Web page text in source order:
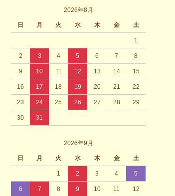
2026年8月
日 月 火 水 木 金 土
1
2 3 4 5 6 7 8
9 10 11 12 13 14 15
16 17 18 19 20 21 22
23 24 25 26 27 28 29
30 31
2026年9月
日 月 火 水 木 金 土
1 2 3 4 5
6 7 8 9 10 11 12